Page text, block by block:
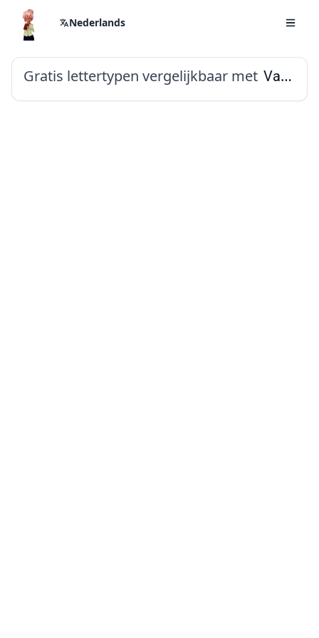
Nederlands
Gratis lettertypen vergelijkbaar met Vazirmatn